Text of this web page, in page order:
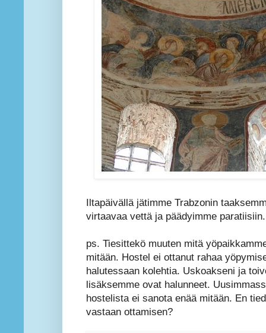
Iltapäivällä jätimme Trabzonin
virtaavaa vettä ja päädyimme
ps. Tiesittekö muuten mitä
mitään. Hostel ei ottanut rahaa
halutessaan kolehtia. Uskoakseni ja
lisäksemme ovat halunneet.
hostelista ei sanota enää mitään. En
vastaan ottamisen?